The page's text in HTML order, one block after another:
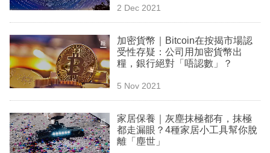
欄
訂
閱
區
2 Dec 2021
加密貨幣｜Bitcoin在按揭市場認
受性存疑：公司用加密貨幣出
糧，銀行絕對「唔認數」？
5 Nov 2021
家居保養｜灰塵抹極都有，抹極
都走漏眼？4種家居小工具幫你脫
離「塵世」